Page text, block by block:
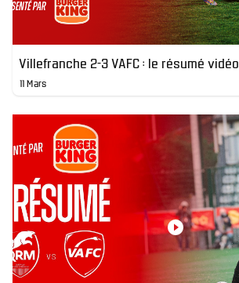
Villefranche 2-3 VAFC : le résumé vidéo
11 Mars